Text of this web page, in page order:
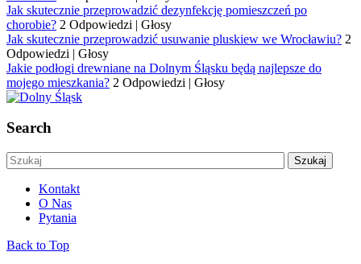
Jak skutecznie przeprowadzić dezynfekcję pomieszczeń po
chorobie? 2 Odpowiedzi | Głosy
Jak skutecznie przeprowadzić usuwanie pluskiew we Wrocławiu? 2
Odpowiedzi | Głosy
Jakie podłogi drewniane na Dolnym Śląsku będą najlepsze do
mojego mieszkania? 2 Odpowiedzi | Głosy
Search
Kontakt
O Nas
Pytania
Back to Top